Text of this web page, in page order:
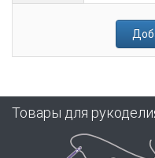
Товары для